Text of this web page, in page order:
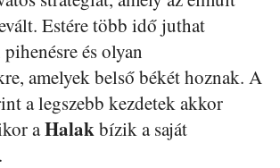
Estére több idő juthat
és olyan
amelyek belső békét hoznak. A
a legszebb kezdetek akkor
aHalakbízik a saját